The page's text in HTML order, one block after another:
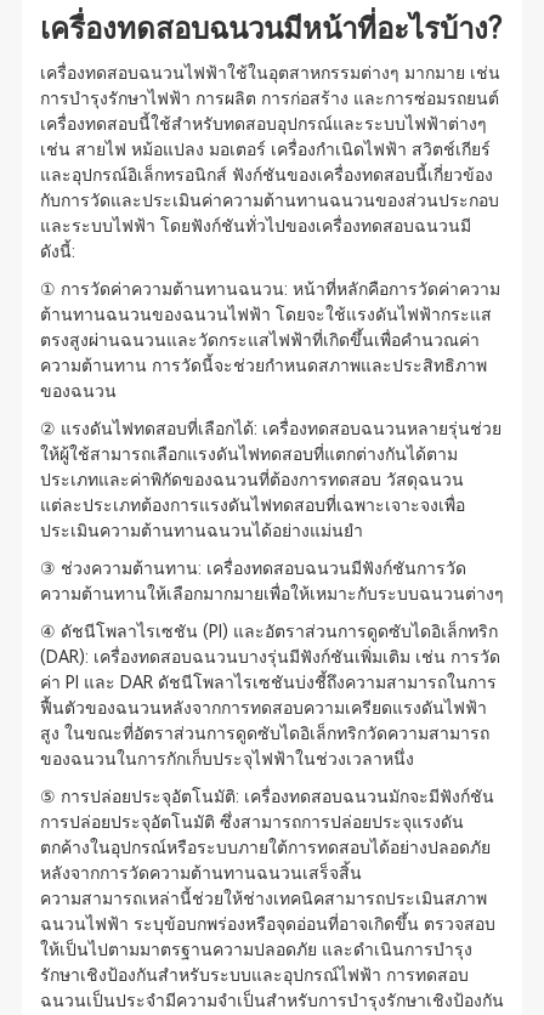
เครื่องทดสอบฉนวนมีหน้าที่อะไรบ้าง?
เครื่องทดสอบฉนวนไฟฟ้าใช้ในอุตสาหกรรมต่างๆ มากมาย เช่น
การบำรุงรักษาไฟฟ้า การผลิต การก่อสร้าง และการซ่อมรถยนต์
เครื่องทดสอบนี้ใช้สำหรับทดสอบอุปกรณ์และระบบไฟฟ้าต่างๆ
เช่น สายไฟ หม้อแปลง มอเตอร์ เครื่องกำเนิดไฟฟ้า สวิตช์เกียร์
และอุปกรณ์อิเล็กทรอนิกส์ ฟังก์ชันของเครื่องทดสอบนี้เกี่ยวข้อง
กับการวัดและประเมินค่าความต้านทานฉนวนของส่วนประกอบ
และระบบไฟฟ้า โดยฟังก์ชันทั่วไปของเครื่องทดสอบฉนวนมี
ดังนี้:
① การวัดค่าความต้านทานฉนวน: หน้าที่หลักคือการวัดค่าความ
ต้านทานฉนวนของฉนวนไฟฟ้า โดยจะใช้แรงดันไฟฟ้ากระแส
ตรงสูงผ่านฉนวนและวัดกระแสไฟฟ้าที่เกิดขึ้นเพื่อคำนวณค่า
ความต้านทาน การวัดนี้จะช่วยกำหนดสภาพและประสิทธิภาพ
ของฉนวน
② แรงดันไฟทดสอบที่เลือกได้: เครื่องทดสอบฉนวนหลายรุ่นช่วย
ให้ผู้ใช้สามารถเลือกแรงดันไฟทดสอบที่แตกต่างกันได้ตาม
ประเภทและค่าพิกัดของฉนวนที่ต้องการทดสอบ วัสดุฉนวน
แต่ละประเภทต้องการแรงดันไฟทดสอบที่เฉพาะเจาะจงเพื่อ
ประเมินความต้านทานฉนวนได้อย่างแม่นยำ
③ ช่วงความต้านทาน: เครื่องทดสอบฉนวนมีฟังก์ชันการวัด
ความต้านทานให้เลือกมากมายเพื่อให้เหมาะกับระบบฉนวนต่างๆ
④ ดัชนีโพลาไรเซชัน (PI) และอัตราส่วนการดูดซับไดอิเล็กทริก
(DAR): เครื่องทดสอบฉนวนบางรุ่นมีฟังก์ชันเพิ่มเติม เช่น การวัด
ค่า PI และ DAR ดัชนีโพลาไรเซชันบ่งชี้ถึงความสามารถในการ
ฟื้นตัวของฉนวนหลังจากการทดสอบความเครียดแรงดันไฟฟ้า
สูง ในขณะที่อัตราส่วนการดูดซับไดอิเล็กทริกวัดความสามารถ
ของฉนวนในการกักเก็บประจุไฟฟ้าในช่วงเวลาหนึ่ง
⑤ การปล่อยประจุอัตโนมัติ: เครื่องทดสอบฉนวนมักจะมีฟังก์ชัน
การปล่อยประจุอัตโนมัติ ซึ่งสามารถการปล่อยประจุแรงดัน
ตกค้างในอุปกรณ์หรือระบบภายใต้การทดสอบได้อย่างปลอดภัย
หลังจากการวัดความต้านทานฉนวนเสร็จสิ้น
ความสามารถเหล่านี้ช่วยให้ช่างเทคนิคสามารถประเมินสภาพ
ฉนวนไฟฟ้า ระบุข้อบกพร่องหรือจุดอ่อนที่อาจเกิดขึ้น ตรวจสอบ
ให้เป็นไปตามมาตรฐานความปลอดภัย และดำเนินการบำรุง
รักษาเชิงป้องกันสำหรับระบบและอุปกรณ์ไฟฟ้า การทดสอบ
ฉนวนเป็นประจำมีความจำเป็นสำหรับการบำรุงรักษาเชิงป้องกัน